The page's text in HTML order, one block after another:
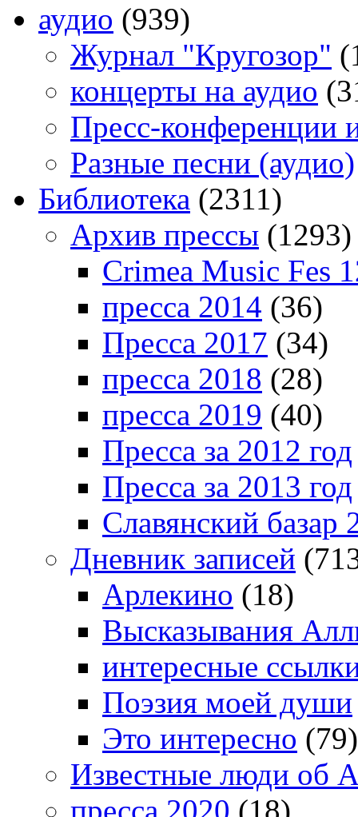
аудио (939)
Журнал "Кругозор"
концерты на аудио
Пресс-конференции
Разные песни (аудио)
Библиотека (2311)
Архив прессы (1293)
Crimea Music Fes
пресса 2014 (36)
Пресса 2017 (34)
пресса 2018 (28)
пресса 2019 (40)
Пресса за 2012 год
Пресса за 2013 год
Славянский базар
Дневник записей
Арлекино (18)
Высказывания
интересные
Поэзия моей души
Это интересно (79)
Известные люди об
пресса 2020 (18)